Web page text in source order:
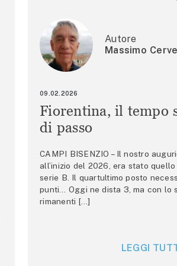
Autore
Massimo
09.02.2026
Fiorentina, il tempo
di passo
CAMPI BISENZIO – Il nostro
all’inizio del 2026, era stato
serie B. Il quartultimo posto
punti… Oggi ne dista 3, ma con lo
rimanenti […]
LEGGI